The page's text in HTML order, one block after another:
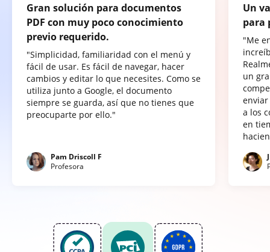
Gran solución para documentos
PDF con muy poco conocimiento
previo requerido.
"Simplicidad, familiaridad con el menú y
fácil de usar. Es fácil de navegar, hacer
cambios y editar lo que necesites. Como se
utiliza junto a Google, el documento
siempre se guarda, así que no tienes que
preocuparte por ello."
Pam Driscoll F
Profesora
Un
para
"Me
un
a los
en